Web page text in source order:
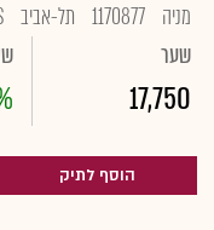
מניה 1170877 תל-אביב
שער
17,750
הוסף לתיק